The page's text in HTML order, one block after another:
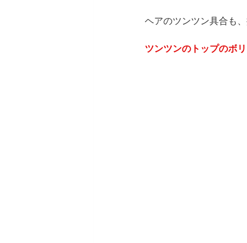
ヘアのツンツン具合も
ツンツンのトップのボ